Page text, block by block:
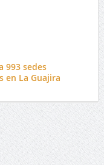
993 sedes
en La Guajira